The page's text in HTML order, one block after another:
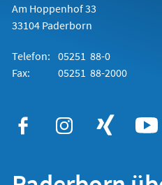
Am Hoppenhof 33
33104 Paderborn
Telefon: 05251 88-0
Fax:
05251 88-2000